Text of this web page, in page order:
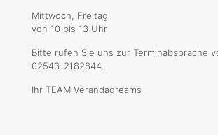
Mittwoch, Freitag
von 10 bis 13 Uhr
Bitte rufen Sie uns zur Terminabsprache
02543-2182844.
Ihr TEAM Verandadreams